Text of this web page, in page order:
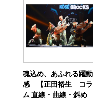
魂込め、あふれる躍動
感 【正田裕生 コラ
ム 直線・曲線・斜め